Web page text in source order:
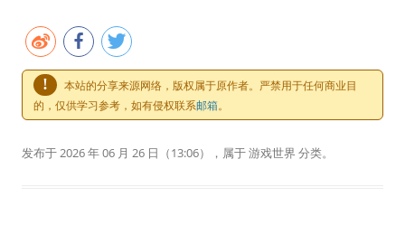
!
本站的分享来源网络，版权属于原作者。严禁用于任何商业目
的，仅供学习参考，如有侵权联系邮箱。
发布于2026 年 06 月 26 日 （13:06），属于游戏世界 分类。